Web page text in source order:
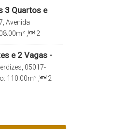
3 Quartos e
Avenida
Brasil
.00m²
2
e 2 Vagas -
05017-
110 .00m²
2